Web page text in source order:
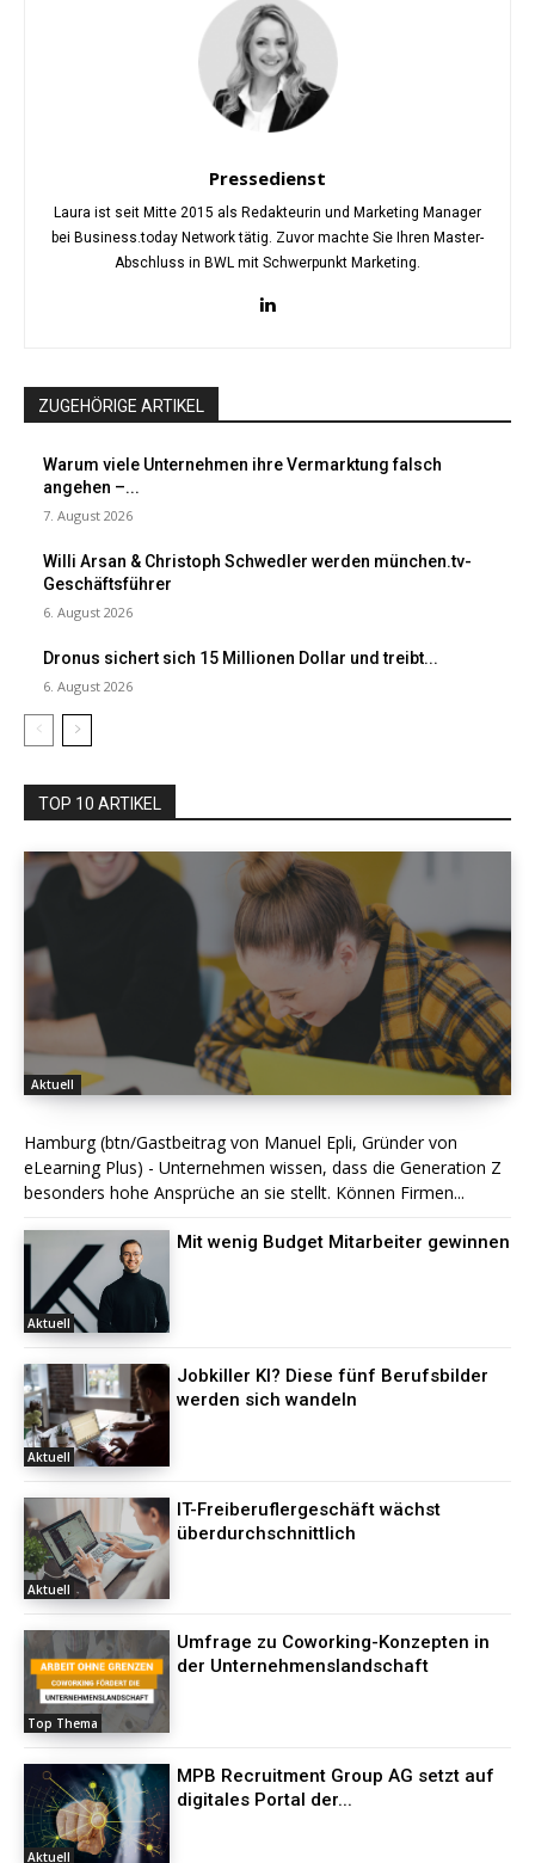
Pressedienst
Laura ist seit Mitte 2015 als Redakteurin und Marketing Manager
bei Business.today Network tätig. Zuvor machte Sie Ihren Master-
Abschluss in BWL mit Schwerpunkt Marketing.
ZUGEHÖRIGE ARTIKEL
Warum viele Unternehmen ihre Vermarktung falsch
angehen –...
7. August 2026
Willi Arsan & Christoph Schwedler werden münchen.tv-
Geschäftsführer
6. August 2026
Dronus sichert sich 15 Millionen Dollar und treibt...
6. August 2026
TOP 10 ARTIKEL
Aktuell
Hamburg (btn/Gastbeitrag von Manuel Epli, Gründer von
eLearning Plus) - Unternehmen wissen, dass die Generation Z
besonders hohe Ansprüche an sie stellt. Können Firmen...
Aktuell
Mit wenig Budget Mitarbeiter gewinnen
Aktuell
Jobkiller KI? Diese fünf Berufsbilder
werden sich wandeln
Aktuell
IT-Freiberuflergeschäft wächst
überdurchschnittlich
Top Thema
Umfrage zu Coworking-Konzepten in
der Unternehmenslandschaft
Aktuell
MPB Recruitment Group AG setzt auf
digitales Portal der...